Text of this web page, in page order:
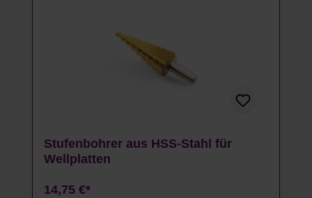
Stufenbohrer aus HSS-Stahl für
Wellplatten
14,75 €*